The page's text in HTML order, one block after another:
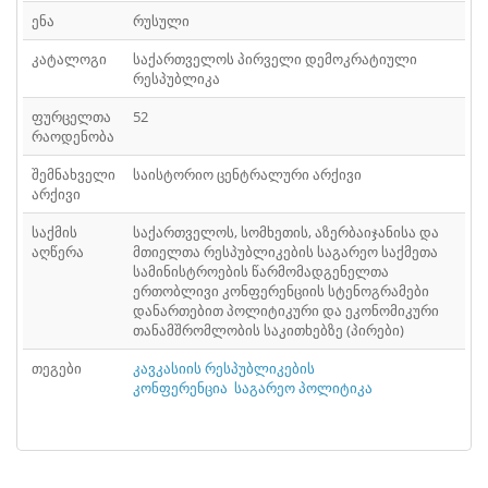
ᲤᲐᲘᲚᲘ
42
ᲤᲐᲘᲚᲘ 43
ᲤᲐᲘᲚᲘ
ᲤᲐᲘᲚᲘ
46
47
48
ᲤᲐᲘᲚᲘ 49
ᲤᲐᲘᲚᲘ 51
ენა
რუსული
კატალოგი
საქართველოს პირველი დემოკრატიული
რესპუბლიკა
ფურცელთა
რაოდენობა
52
შემნახველი
არქივი
საისტორიო ცენტრალური არქივი
საქმის
აღწერა
საქართველოს, სომხეთის, აზერბაიჯანისა და
მთიელთა რესპუბლიკების საგარეო საქმეთა
სამინისტროების წარმომადგენელთა
ერთობლივი კონფერენციის სტენოგრამები
დანართებით პოლიტიკური და ეკონომიკური
თანამშრომლობის საკითხებზე (პირები)
თეგები
კავკასიის რესპუბლიკების
კონფერენცია საგარეო პოლიტიკა